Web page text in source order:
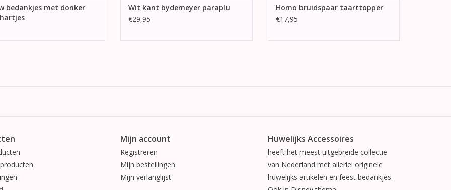
bedankjes met donker
Wit kant bydemeyer paraplu
€29,95
Homo bruidspaar taarttopper
€17,95
Mijn account
Registreren
Mijn bestellingen
Mijn verlanglijst
Huwelijks Accessoires
heeft het meest uitgebreide collectie
van Nederland met allerlei originele
huwelijks artikelen en feest bedankjes.